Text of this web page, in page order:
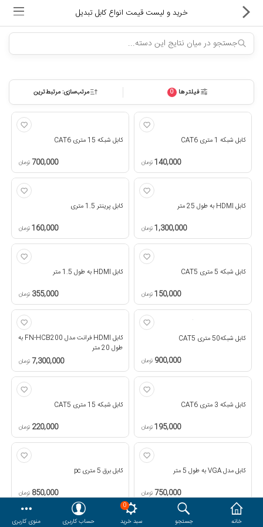
ماشین های اداری
کارتریج و تونر
تجهیزات فروشگاهی و بانکی
دستگاه صحافی و پرس
وایت برد و تابلو اعلانات
محصولات مورد علاقه
دسترسی کاربری حساب کاربری
خانه جستجو
0
سبد خرید
حساب کاربری منوی کاربری
خرید و لیست قیمت انواع کابل تبدیل
فیلترها 0 مرتب‌سازی: مرتبط‌ترین
کابل شبکه 1 متری CAT6
140,000تومان
کابل شبکه 15 متری CAT6
700,000تومان
کابل HDMI به طول 25 متر
1,300,000تومان
کابل پرینتر 1.5 متری
160,000تومان
کابل شبکه 5 متری CAT5
150,000تومان
کابل HDMI به طول 1.5 متر
355,000 تومان
کابل شبکه50 متری CAT5
900,000 تومان
کابل HDMI فرانت مدل FN-HCB200 به
طول 20 متر
7,300,000تومان
کابل شبکه 3 متری CAT6
195,000تومان
کابل شبکه 15 متری CAT5
220,000 تومان
کابل مدل VGA به طول 5 متر
750,000تومان
کابل برق 5 متری pc
850,000 تومان